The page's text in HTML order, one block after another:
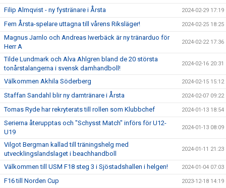
Filip Almqvist - ny fystränare i Årsta 2024-02-29 17:19
Fem Årsta-spelare uttagna till vårens Riksläger! 2024-02-25 18:25
Magnus Jarnlo och Andreas Iwerbäck är ny tränarduo för
Herr A
2024-02-22 17:36
Tilde Lundmark och Alva Ahlgren bland de 20 största
tonårstalangerna i svensk damhandboll!
2024-02-16 20:31
Välkommen Akhila Söderberg 2024-02-15 15:12
Staffan Sandahl blir ny damtränare i Årsta 2024-02-07 09:22
Tomas Ryde har rekryterats till rollen som Klubbchef 2024-01-13 18:54
Serierna återupptas och "Schysst Match" införs för U12-
U19
2024-01-13 08:09
Vilgot Bergman kallad till träningshelg med
utvecklingslandslaget i beachhandboll
2024-01-11 21:23
Välkommen till USM F18 steg 3 i Sjöstadshallen i helgen! 2024-01-04 07:03
F16 till Norden Cup 2023-12-18 14:19